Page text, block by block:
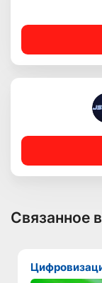
Связанное